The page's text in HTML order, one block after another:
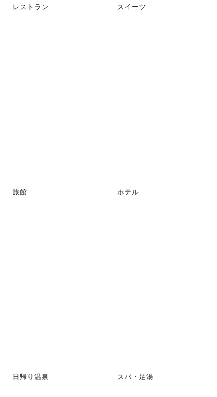
レストラン スイーツ
旅館 ホテル
日帰り温泉 スパ・足湯